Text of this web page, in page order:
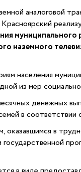
аналоговой
наземного
населения
из мер
денежных
в
в